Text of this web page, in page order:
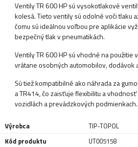
Ventily TR 600 HP sú vysokotlakové
kolesá. Tieto ventily sú odolné voči tlaku
čomu sú ideálnou voľbou pre aplikácie
bezpečný tlak v pneumatikách.
Ventily TR 600 HP sú vhodné na použitie
vrátane osobných automobilov, dodávok
Sú tiež kompatibilné ako náhrada za
a TR414, čo zaisťuje flexibilitu a
vozidlách a prevádzkových podmienkach.
Výrobca
TIP-TOPOL
Kód produktu
UT005158